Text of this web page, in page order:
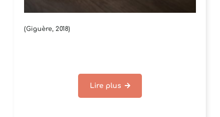
(Giguère, 2018)
Lire plus